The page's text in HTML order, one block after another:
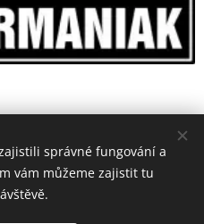
správné fungování a
vám můžeme zajistit tu